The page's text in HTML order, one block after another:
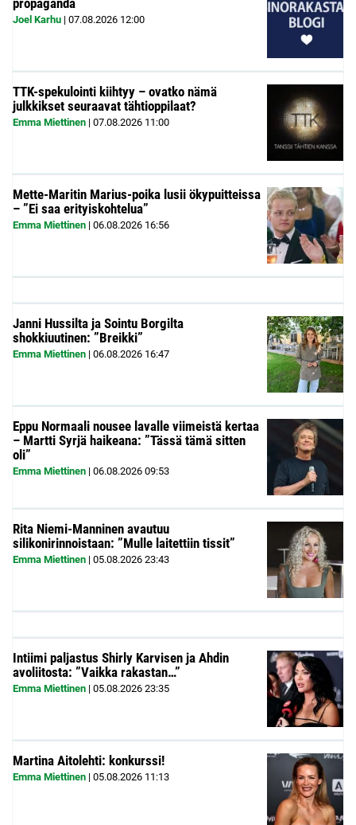
propaganda
Joel Karhu | 07.08.2026 12:00
TTK-spekulointi kiihtyy – ovatko nämä
julkkikset seuraavat tähtioppilaat?
Emma Miettinen | 07.08.2026 11:00
Mette-Maritin Marius-poika lusii ökypuitteissa
– ”Ei saa erityiskohtelua”
Emma Miettinen | 06.08.2026 16:56
Janni Hussilta ja Sointu Borgilta
shokkiuutinen: ”Breikki”
Emma Miettinen | 06.08.2026 16:47
Eppu Normaali nousee lavalle viimeistä kertaa
– Martti Syrjä haikeana: ”Tässä tämä sitten
oli”
Emma Miettinen | 06.08.2026 09:53
Rita Niemi-Manninen avautuu
silikonirinnoistaan: ”Mulle laitettiin tissit”
Emma Miettinen | 05.08.2026 23:43
Intiimi paljastus Shirly Karvisen ja Ahdin
avoliitosta: ”Vaikka rakastan…”
Emma Miettinen | 05.08.2026 23:35
Martina Aitolehti: konkurssi!
Emma Miettinen | 05.08.2026 11:13